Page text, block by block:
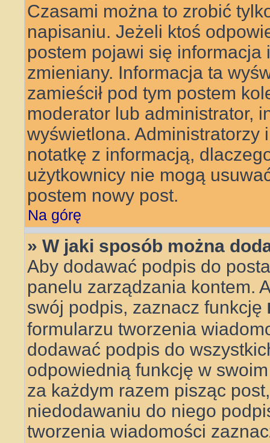
Czasami można to zrobić
napisaniu. Jeżeli ktoś
postem pojawi się informacja
zmieniany. Informacja ta
zamieścił pod tym postem
moderator lub administrator,
wyświetlona. Administratorzy
notatkę z informacją,
użytkownicy nie mogą
postem nowy post.
Na górę
» W jaki sposób można
Aby dodawać podpis do
panelu zarządzania kontem.
swój podpis, zaznacz funkcję
formularzu tworzenia
dodawać podpis do
odpowiednią funkcję w
za każdym razem pisząc
niedodawaniu do niego
tworzenia wiadomości